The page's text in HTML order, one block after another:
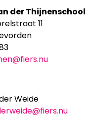
der Thijnenschool
11
Weide